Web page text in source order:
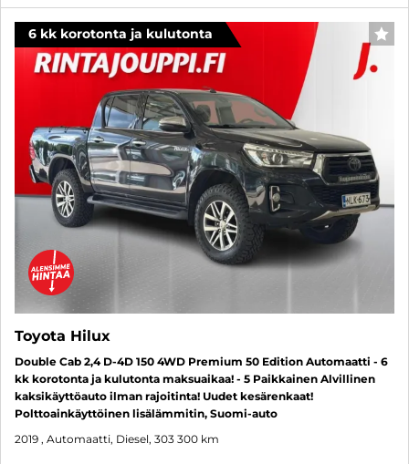
6 kk korotonta ja kulutonta
Toyota Hilux
Double Cab 2,4 D-4D 150 4WD Premium 50 Edition Automaatti - 6
kk korotonta ja kulutonta maksuaikaa! - 5 Paikkainen Alvillinen
kaksikäyttöauto ilman rajoitinta! Uudet kesärenkaat!
Polttoainkäyttöinen lisälämmitin, Suomi-auto
2019 , Automaatti, Diesel, 303 300 km